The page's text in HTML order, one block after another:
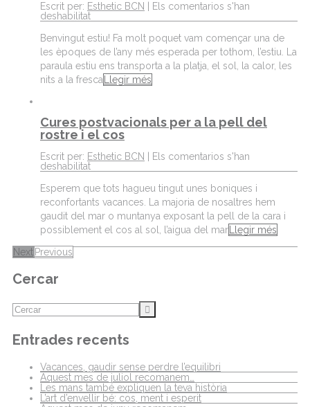
Escrit per: Esthetic BCN
Els comentarios s'han
deshabilitat
Benvingut estiu! Fa molt poquet vam començar una de
les èpoques de l’any més esperada per tothom, l’estiu. La
paraula estiu ens transporta a la platja, el sol, la calor, les
nits a la fresca
Llegir més
Cures postvacionals per a la pell del
rostre i el cos
Escrit per: Esthetic BCN
Els comentarios s'han
deshabilitat
Esperem que tots hagueu tingut unes boniques i
reconfortants vacances. La majoria de nosaltres hem
gaudit del mar o muntanya exposant la pell de la cara i
possiblement el cos al sol, l’aigua del mar Llegir més
Next Previous
Cercar
Entrades recents
Vacances, gaudir sense perdre l’equilibri
Aquest mes de juliol recomanem…
Les mans també expliquen la teva història
L’art d’envellir bé: cos, ment i esperit